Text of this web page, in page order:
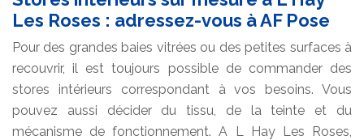
Les Roses : adressez-vous à AF Pose
Pour des grandes baies vitrées ou des petites surfaces à
recouvrir, il est toujours possible de commander des
stores intérieurs correspondant à vos besoins. Vous
pouvez aussi décider du tissu, de la teinte et du
mécanisme de fonctionnement. A L Hay Les Roses,